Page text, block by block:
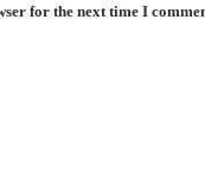
for the next time I